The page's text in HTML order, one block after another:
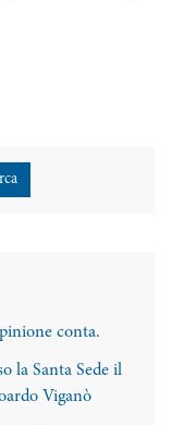
conta.
la Santa Sede il
Viganò